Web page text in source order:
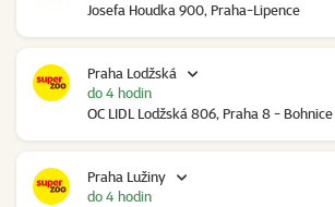
Josefa Houdka 900, Praha-Lipence
Praha Lodžská
OC LIDL Lodžská 806, Praha 8 - Bohnice
do 4 hodin
Praha Lužiny
do 4 hodin